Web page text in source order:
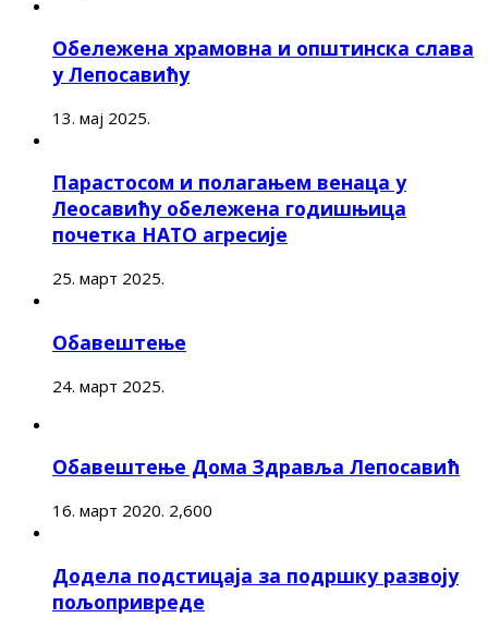
Обележена храмовна и општинска слава
у Лепосавићу
13. мај 2025.
Парастосом и полагањем венаца у
Леосавићу обележена годишњица
почетка НАТО агресије
25. март 2025.
Обавештење
24. март 2025.
Обавештење Дома Здравља Лепосавић
16. март 2020. 2,600
Додела подстицаја за подршку развоју
пољопривреде